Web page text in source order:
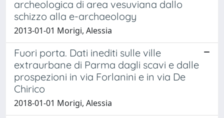
archeologica di area vesuviana dallo
schizzo alla e-archaeology
2013-01-01 Morigi, Alessia
Fuori porta. Dati inediti sulle ville
extraurbane di Parma dagli scavi e dalle
prospezioni in via Forlanini e in via De
Chirico
2018-01-01 Morigi, Alessia